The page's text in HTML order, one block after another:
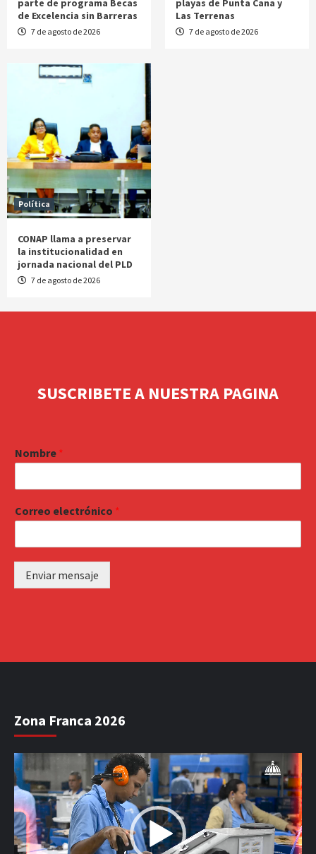
parte de programa Becas
de Excelencia sin Barreras
7 de agosto de 2026
playas de Punta Cana y
Las Terrenas
7 de agosto de 2026
Política
CONAP llama a preservar
la institucionalidad en
jornada nacional del PLD
7 de agosto de 2026
SUSCRIBETE A NUESTRA PAGINA
Nombre *
Correo electrónico *
Enviar mensaje
Zona Franca 2026
Reproductor
de
vídeo